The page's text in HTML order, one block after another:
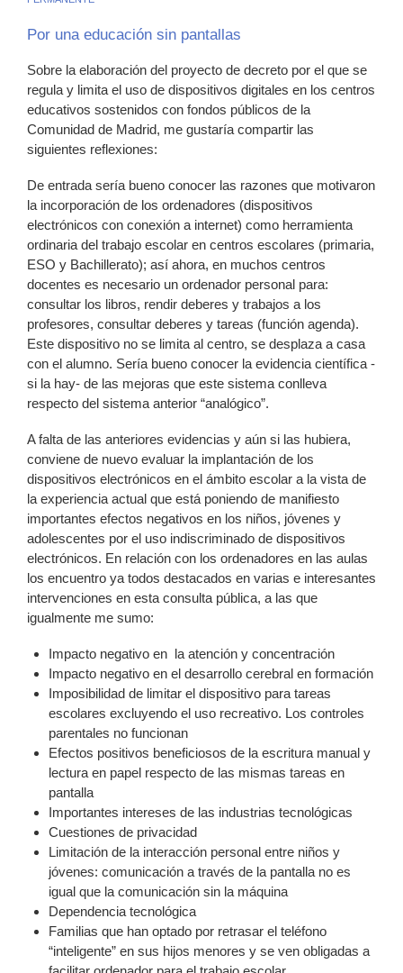
Por una educación sin pantallas
Sobre la elaboración del proyecto de decreto por el que se
regula y limita el uso de dispositivos digitales en los centros
educativos sostenidos con fondos públicos de la
Comunidad de Madrid, me gustaría compartir las
siguientes reflexiones:
De entrada sería bueno conocer las razones que motivaron
la incorporación de los ordenadores (dispositivos
electrónicos con conexión a internet) como herramienta
ordinaria del trabajo escolar en centros escolares (primaria,
ESO y Bachillerato); así ahora, en muchos centros
docentes es necesario un ordenador personal para:
consultar los libros, rendir deberes y trabajos a los
profesores, consultar deberes y tareas (función agenda).
Este dispositivo no se limita al centro, se desplaza a casa
con el alumno. Sería bueno conocer la evidencia científica -
si la hay- de las mejoras que este sistema conlleva
respecto del sistema anterior “analógico”.
A falta de las anteriores evidencias y aún si las hubiera,
conviene de nuevo evaluar la implantación de los
dispositivos electrónicos en el ámbito escolar a la vista de
la experiencia actual que está poniendo de manifiesto
importantes efectos negativos en los niños, jóvenes y
adolescentes por el uso indiscriminado de dispositivos
electrónicos. En relación con los ordenadores en las aulas
los encuentro ya todos destacados en varias e interesantes
intervenciones en esta consulta pública, a las que
igualmente me sumo:
Impacto negativo en la atención y concentración
Impacto negativo en el desarrollo cerebral en formación
Imposibilidad de limitar el dispositivo para tareas
escolares excluyendo el uso recreativo. Los controles
parentales no funcionan
Efectos positivos beneficiosos de la escritura manual y
lectura en papel respecto de las mismas tareas en
pantalla
Importantes intereses de las industrias tecnológicas
Cuestiones de privacidad
Limitación de la interacción personal entre niños y
jóvenes: comunicación a través de la pantalla no es
igual que la comunicación sin la máquina
Dependencia tecnológica
Familias que han optado por retrasar el teléfono
“inteligente” en sus hijos menores y se ven obligadas a